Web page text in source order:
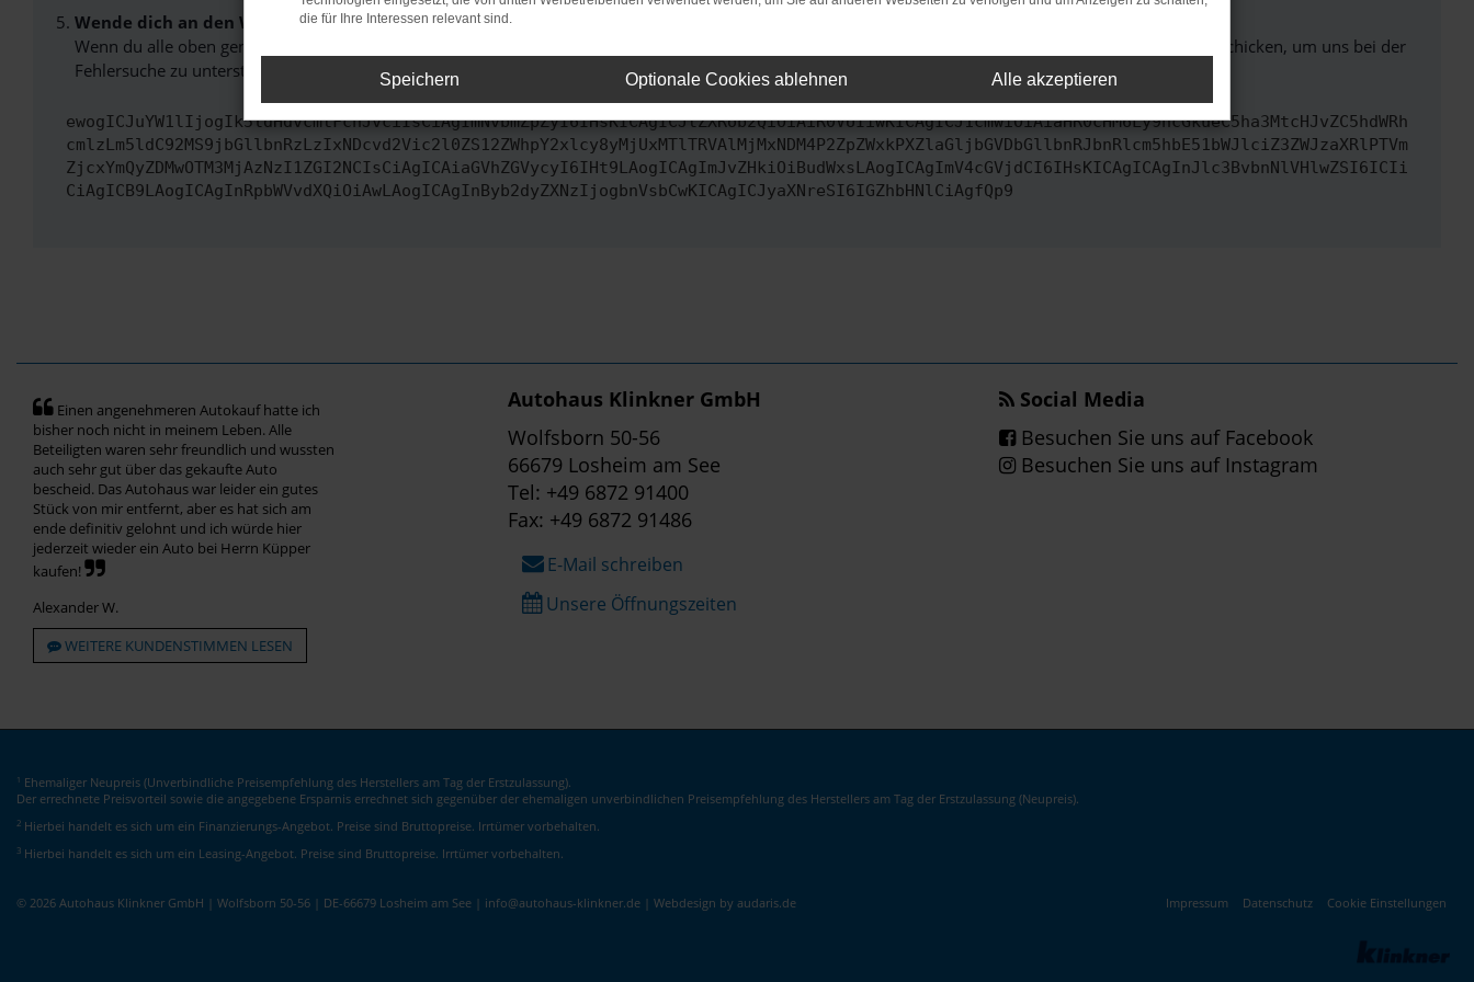
Wende dich an den Webseitenbetreiber.
Wenn du alle oben genannten Schritte versucht hast, kontaktiere uns bitte. Wir werden versuchen, das Problem zu beheben. Du kannst uns diesen Text schicken, um uns bei der
Fehlersuche zu unterstützen:
ewogICJuYW1lIjogIk5ldHdvcmtFcnJvciIsCiAgImNvbmZpZyI6IHsKICAgICJtZXRob2QiOiAiR0VUIiwKICAgICJ1cmwiOiAiaHR0cHM6Ly9hcGkueC5ha3MtcHJvZC5hdWRh
cmlzLm5ldC92MS9jbGllbnRzLzIxNDcvd2Vic2l0ZS12ZWhpY2xlcy8yMjUxMTlTRVAlMjMxNDM4P2ZpZWxkPXZlaGljbGVDbGllbnRJbnRlcm5hbE51bWJlciZ3ZWJzaXRlPTVm
ZjcxYmQyZDMwOTM3MjAzNzI1ZGI2NCIsCiAgICAiaGVhZGVycyI6IHt9LAogICAgImJvZHkiOiBudWxsLAogICAgImV4cGVjdCI6IHsKICAgICAgInJlc3BvbnNlVHlwZSI6ICIi
CiAgICB9LAogICAgInRpbWVvdXQiOiAwLAogICAgInByb2dyZXNzIjogbnVsbCwKICAgICJyaXNreSI6IGZhbHNlCiAgfQp9
Einen angenehmeren Autokauf hatte ich
bisher noch nicht in meinem Leben. Alle
Beteiligten waren sehr freundlich und wussten
auch sehr gut über das gekaufte Auto
bescheid. Das Autohaus war leider ein gutes
Stück von mir entfernt, aber es hat sich am
ende definitiv gelohnt und ich würde hier
jederzeit wieder ein Auto bei Herrn Küpper
kaufen!
Alexander W.
WEITERE KUNDENSTIMMEN LESEN
Autohaus Klinkner GmbH
Wolfsborn 50-56
66679 Losheim am See
Tel: +49 6872 91400
Fax: +49 6872 91486
E-Mail schreiben
Unsere Öffnungszeiten
Social Media
Besuchen Sie uns auf Facebook
Besuchen Sie uns auf Instagram
1 Ehemaliger Neupreis (Unverbindliche Preisempfehlung des Herstellers am Tag der Erstzulassung).
Der errechnete Preisvorteil sowie die angegebene Ersparnis errechnet sich gegenüber der ehemaligen unverbindlichen Preisempfehlung des Herstellers am Tag der Erstzulassung (Neupreis).
2 Hierbei handelt es sich um ein Finanzierungs-Angebot. Preise sind Bruttopreise. Irrtümer vorbehalten.
3 Hierbei handelt es sich um ein Leasing-Angebot. Preise sind Bruttopreise. Irrtümer vorbehalten.
Impressum Datenschutz Cookie Einstellungen
© 2026 Autohaus Klinkner GmbH | Wolfsborn 50-56 | DE-66679 Losheim am See | info@autohaus-klinkner.de | Webdesign by audaris.de
die für Ihre Interessen relevant sind.
Speichern Optionale Cookies ablehnen Alle akzeptieren